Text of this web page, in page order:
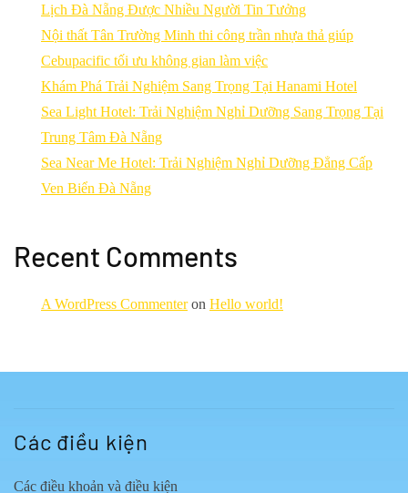
Lịch Đà Nẵng Được Nhiều Người Tin Tưởng
Nội thất Tân Trường Minh thi công trần nhựa thả giúp
Cebupacific tối ưu không gian làm việc
Khám Phá Trải Nghiệm Sang Trọng Tại Hanami Hotel
Sea Light Hotel: Trải Nghiệm Nghỉ Dưỡng Sang Trọng Tại
Trung Tâm Đà Nẵng
Sea Near Me Hotel: Trải Nghiệm Nghỉ Dưỡng Đẳng Cấp
Ven Biển Đà Nẵng
Recent Comments
A WordPress Commenteron Hello world!
Các điều kiện
Các điều khoản và điều kiện